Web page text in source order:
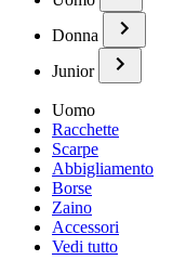
Donna
Junior
Uomo
Racchette
Scarpe
Abbigliamento
Borse
Zaino
Accessori
Vedi tutto